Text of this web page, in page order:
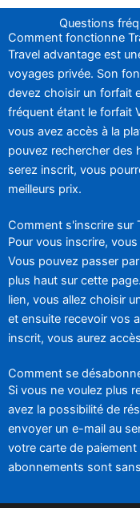
Questions
Comment fonctionne
Travel advantage est
voyages privée. Son
devez choisir un forfait
fréquent étant le forfait
vous avez accès à la
pouvez rechercher des
serez inscrit, vous
meilleurs prix.
Comment s'inscrire sur
Pour vous inscrire,
Vous pouvez passer
plus haut sur cette
lien, vous allez choisir
et ensuite recevoir vos
inscrit, vous aurez
Comment se
Si vous ne voulez plus
avez la possibilité de
envoyer un e-mail au
votre carte de
abonnements sont